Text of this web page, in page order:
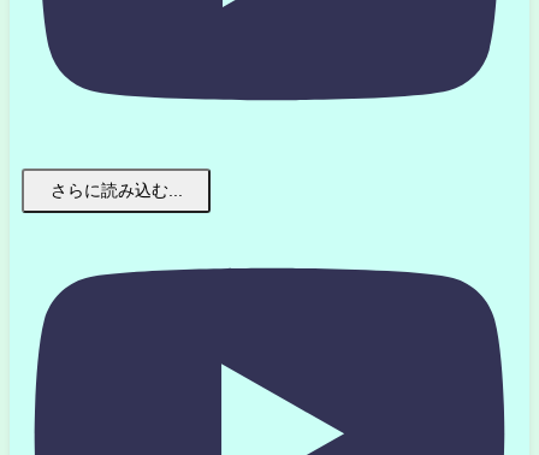
さらに読み込む...